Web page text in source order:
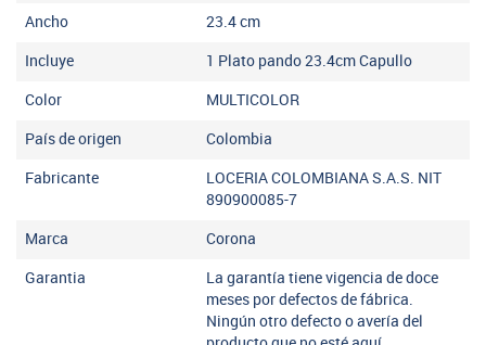
Ancho 23.4cm
Incluye 1 Plato pando 23.4cm Capullo
Color MULTICOLOR
País de origen Colombia
Fabricante
LOCERIA COLOMBIANA S.A.S. NIT
890900085-7
Marca Corona
Garantia
La garantía tiene vigencia de doce
meses por defectos de fábrica.
Ningún otro defecto o avería del